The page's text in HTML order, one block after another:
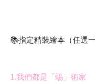
📚指定精裝繪本（任選一
1.我們都是「蜴」術家